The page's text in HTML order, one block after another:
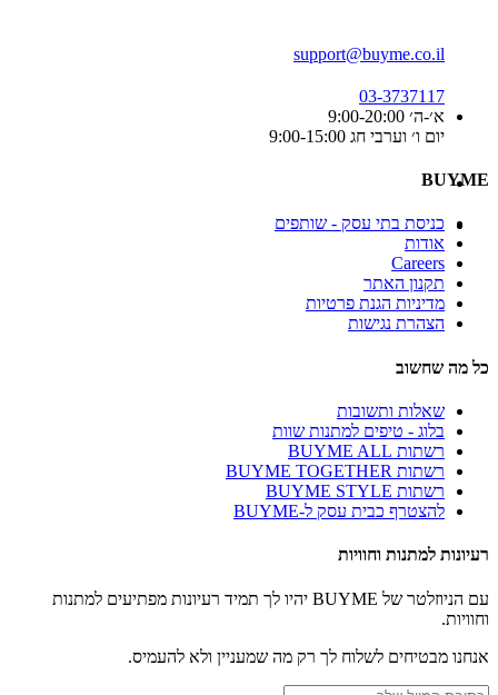
support@buyme.co.il
03-3737117
א׳-ה׳ 9:00-20:00
יום ו׳ וערבי חג 9:00-15:00
BUYME
כניסת בתי עסק - שותפים
אודות
Careers
תקנון האתר
מדיניות הגנת פרטיות
הצהרת נגישות
כל מה שחשוב
שאלות ותשובות
בלוג - טיפים למתנות שוות
רשתות BUYME ALL
רשתות BUYME TOGETHER
רשתות BUYME STYLE
להצטרף כבית עסק ל-BUYME
רעיונות למתנות וחוויות
עם הניוזלטר של BUYME יהיו לך תמיד רעיונות מפתיעים למתנות
וחוויות.
אנחנו מבטיחים לשלוח לך רק מה שמעניין ולא להעמיס.